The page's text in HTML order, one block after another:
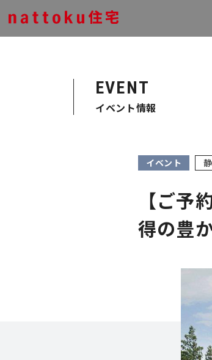
EVENT
イベント情報
イベント
【ご
得の豊